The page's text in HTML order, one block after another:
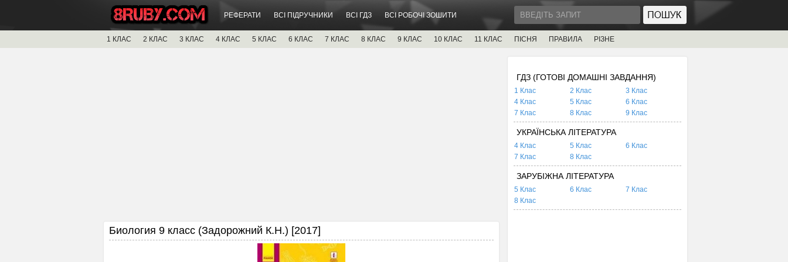
РЕФЕРАТИ ВСІ ПІДРУЧНИКИ ВСІ ГДЗ ВСІ РОБОЧІ ЗОШИТИ
1 КЛАС 2 КЛАС 3 КЛАС 4 КЛАС 5 КЛАС 6 КЛАС 7 КЛАС 8 КЛАС 9 КЛАС 10 КЛАС 11 КЛАС ПІСНЯ ПРАВИЛА РІЗНЕ
Биология 9 класс (Задорожний К.Н.) [2017]
ГДЗ (ГОТОВІ ДОМАШНІ ЗАВДАННЯ)
1 Клас 2 Клас
3 Клас
4 Клас
5 Клас
6 Клас
7 Клас
8 Клас 9 Клас
УКРАЇНСЬКА ЛІТЕРАТУРА
4 Клас 5 Клас
6 Клас
7 Клас
8 Клас
ЗАРУБІЖНА ЛІТЕРАТУРА
5 Клас 6 Клас
7 Клас
8 Клас